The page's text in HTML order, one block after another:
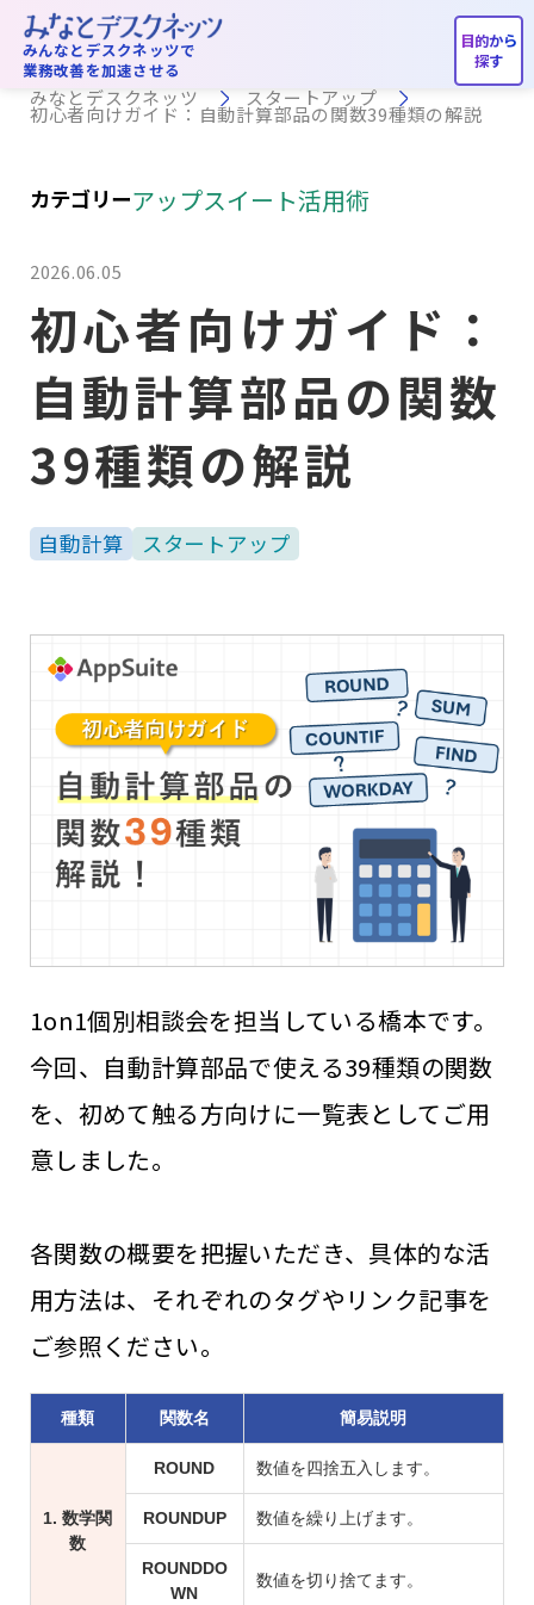
みんなとデスクネッツで
業務改善を加速させる
スタートアップ
みなとデスクネッツ スタートアップ
初心者向けガイド：自動計算部品の関数39種類の解説
カテゴリーアップスイート活用術
2026.06.05
初心者向けガイド：
自動計算部品の関数
39種類の解説
自動計算 スタートアップ
1on1個別相談会を担当している橋本です。
今回、自動計算部品で使える39種類の関数
を、初めて触る方向けに一覧表としてご用
意しました。
各関数の概要を把握いただき、具体的な活
用方法は、それぞれのタグやリンク記事を
ご参照ください。
種類 関数名 簡易説明
1. 数学関
数
ROUND 数値を四捨五入します。
ROUNDUP 数値を繰り上げます。
ROUNDDO
WN
数値を切り捨てます。